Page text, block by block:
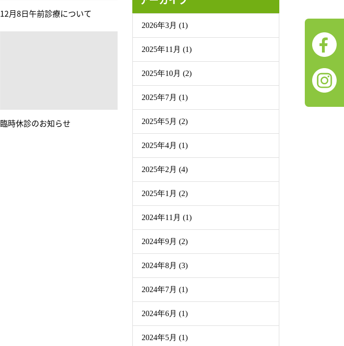
12月8日午前診療について
臨時休診のお知らせ
2026年3月 (1)
2025年11月 (1)
2025年10月 (2)
2025年7月 (1)
2025年5月 (2)
2025年4月 (1)
2025年2月 (4)
2025年1月 (2)
2024年11月 (1)
2024年9月 (2)
2024年8月 (3)
2024年7月 (1)
2024年6月 (1)
2024年5月 (1)